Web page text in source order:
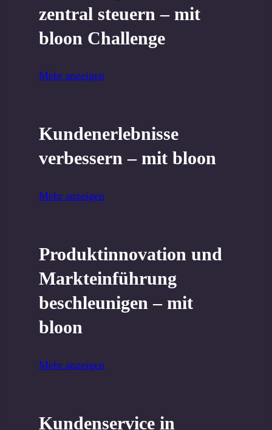
zentral steuern – mit
bloon Challenge
Mehr anzeigen
Kundenerlebnisse
verbessern ‒ mit bloon
Mehr anzeigen
Produktinnovation und
Markteinführung
beschleunigen ‒ mit
bloon
Mehr anzeigen
Kundenservice in